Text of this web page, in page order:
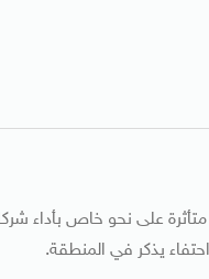
على نحو خاص بأداء
يذكر في المنطقة.